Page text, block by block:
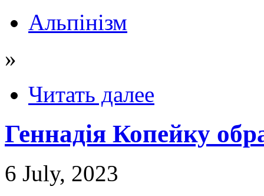
Альпінізм
»
Читать далее
Геннадія Копейку
6 July, 2023